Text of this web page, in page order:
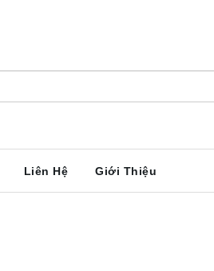
Liên Hệ Giới Thiệu